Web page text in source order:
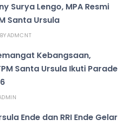
Surya Lengo, MPA Resmi
Santa Ursula
BYADMCNT
Kebangsaan,
Santa Ursula Ikuti Parade
Ende dan RRI Ende Gelar